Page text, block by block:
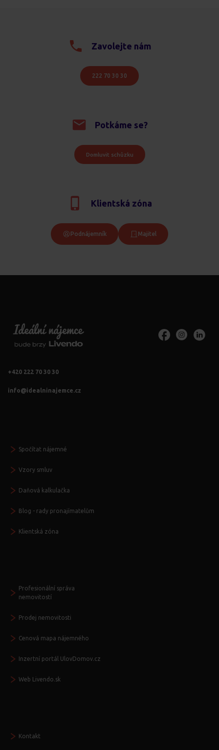
Zavolejte nám
222 70 30 30
Potkáme se?
Domluvit schůzku
Klientská zóna
Podnájemník Majitel
+420 222 70 30 30
info@idealninajemce.cz
Spočítat nájemné
Vzory smluv
Daňová kalkulačka
Blog - rady pronajímatelům
Klientská zóna
Profesionální správa
nemovitostí
Prodej nemovitosti
Cenová mapa nájemného
Inzertní portál UlovDomov.cz
Web Livendo.sk
Kontakt